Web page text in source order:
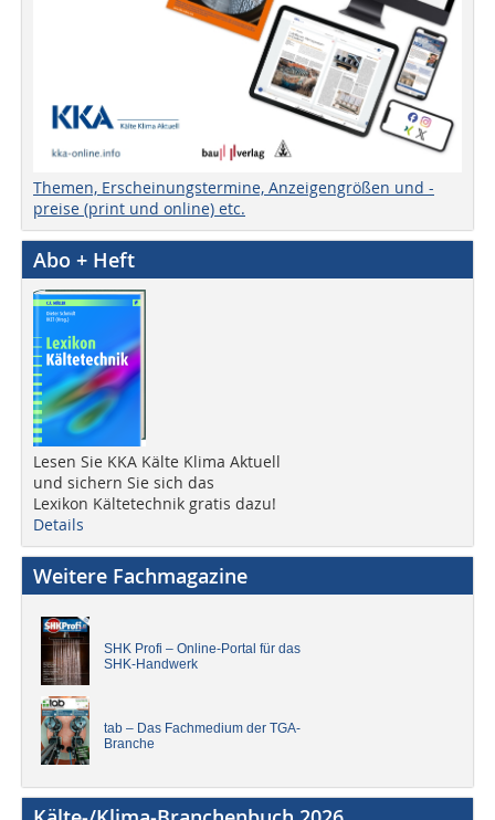
Themen, Erscheinungstermine, Anzeigengrößen und -
preise (print und online) etc.
Abo + Heft
Lesen Sie KKA Kälte Klima Aktuell
und sichern Sie sich das
Lexikon Kältetechnik gratis dazu!
Details
Weitere Fachmagazine
SHK Profi – Online-Portal für das
SHK-Handwerk
tab – Das Fachmedium der TGA-
Branche